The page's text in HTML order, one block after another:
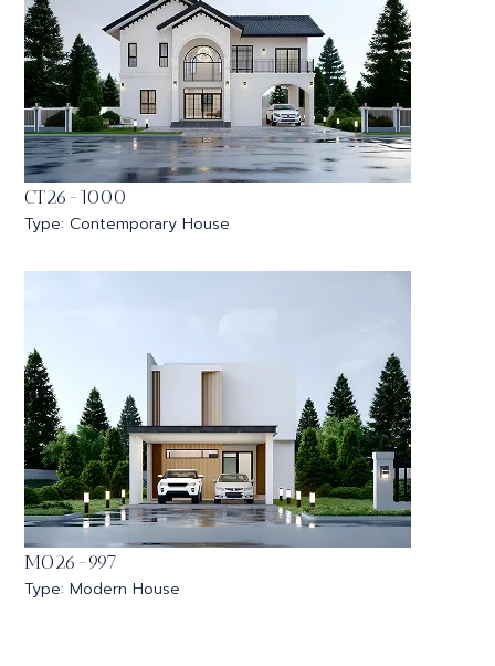
CT26-1000
Type: Contemporary House
MO26-997
Type: Modern House